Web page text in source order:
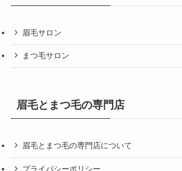
眉毛サロン
まつ毛サロン
眉毛とまつ毛の専門店
眉毛とまつ毛の専門店について
プライバシーポリシー